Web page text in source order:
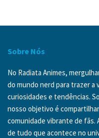
Sobre Nós
No Radiata Animes,
do mundo nerd para trazer a
curiosidades e tendências.
nosso objetivo é
comunidade vibrante de fãs.
de tudo que acontece no